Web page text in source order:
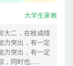
大学生家教
大二，在校成绩
力突出，有一定
力突出，有一定
，同时也......